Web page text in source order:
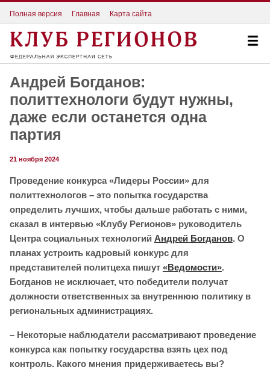
Полная версия Главная Карта сайта
Андрей Богданов:
политтехнологи будут нужны,
даже если останется одна
партия
21 ноября 2024
Проведение конкурса «Лидеры России» для
политтехнологов – это попытка государства
определить лучших, чтобы дальше работать с ними,
сказал в интервью «Клубу Регионов» руководитель
Центра социальных технологий Андрей Богданов. О
планах устроить кадровый конкурс для
представителей политцеха пишут «Ведомости».
Богданов не исключает, что победители получат
должности ответственных за внутреннюю политику в
региональных администрациях.
– Некоторые наблюдатели рассматривают проведение
конкурса как попытку государства взять цех под
контроль. Какого мнения придерживаетесь вы?